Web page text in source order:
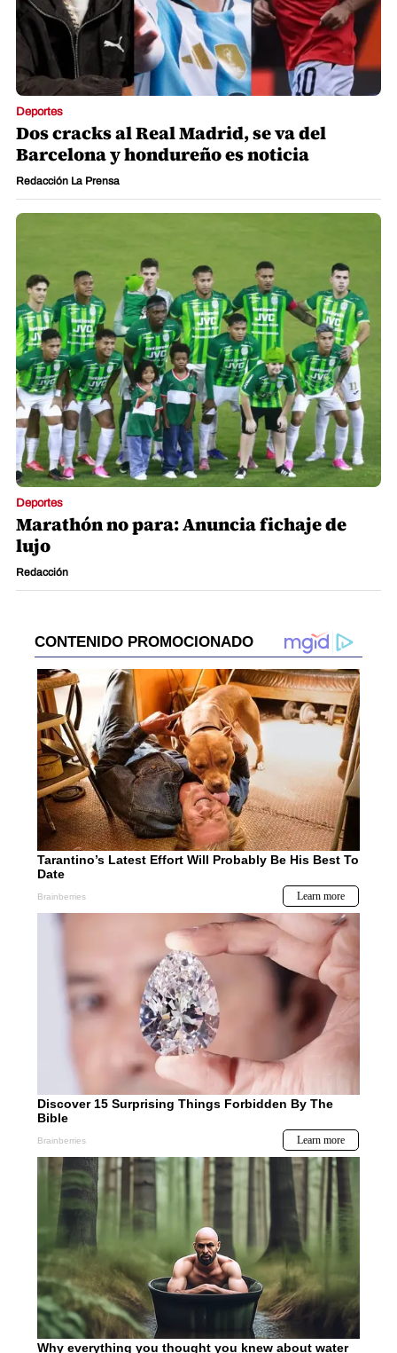
Deportes
Dos cracks al Real Madrid, se va del
Barcelona y hondureño es noticia
Redacción La Prensa
Deportes
Marathón no para: Anuncia fichaje de
lujo
Redacción